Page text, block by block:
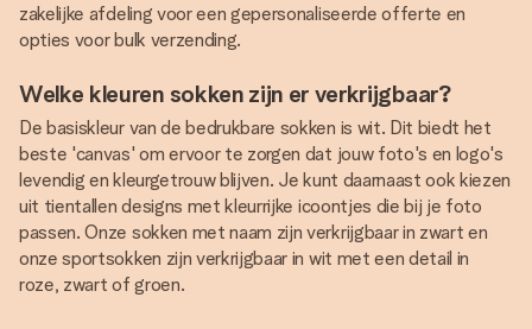
zakelijke afdeling voor een gepersonaliseerde offerte en
opties voor bulk verzending.
Welke kleuren sokken zijn er verkrijgbaar?
De basiskleur van de bedrukbare sokken is wit. Dit biedt het
beste 'canvas' om ervoor te zorgen dat jouw foto's en logo's
levendig en kleurgetrouw blijven. Je kunt daarnaast ook kiezen
uit tientallen designs met kleurrijke icoontjes die bij je foto
passen. Onze sokken met naam zijn verkrijgbaar in zwart en
onze sportsokken zijn verkrijgbaar in wit met een detail in
roze, zwart of groen.